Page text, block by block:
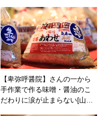
【卑弥呼醤院】さんの一から
手作業で作る味噌・醤油のこ
だわりに涙が止まらない[山…